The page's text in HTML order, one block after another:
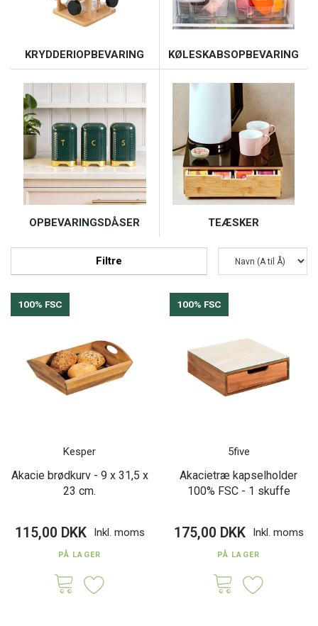
KRYDDERIOPBEVARING KØLESKABSOPBEVARING
OPBEVARINGSDÅSER TEÆSKER
Filtre
100% FSC
Kesper
Akacie brødkurv - 9 x 31,5 x
23 cm.
115,00 DKK Inkl. moms
PÅ LAGER
100% FSC
5five
Akacietræ kapselholder
100% FSC - 1 skuffe
175,00 DKK Inkl. moms
PÅ LAGER